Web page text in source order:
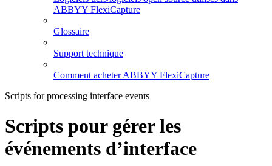
ABBYY FlexiCapture
Glossaire
Support technique
Comment acheter ABBYY FlexiCapture
Scripts for processing interface events
Scripts pour gérer les
événements d’interface